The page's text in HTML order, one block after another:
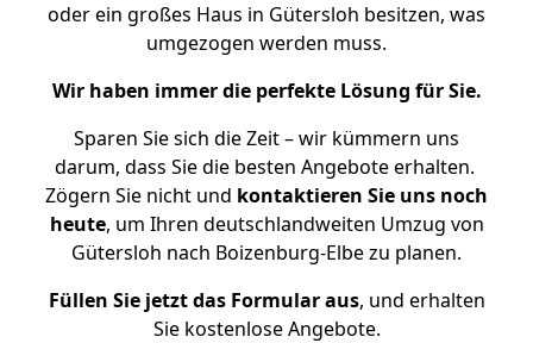
oder ein großes Haus in Gütersloh besitzen, was
umgezogen werden muss.
Wir haben immer die perfekte Lösung für Sie.
Sparen Sie sich die Zeit – wir kümmern uns
darum, dass Sie die besten Angebote erhalten.
Zögern Sie nicht und kontaktieren Sie uns noch
heute, um Ihren deutschlandweiten Umzug von
Gütersloh nach Boizenburg-Elbe zu planen.
Füllen Sie jetzt das Formular aus, und erhalten
Sie kostenlose Angebote.